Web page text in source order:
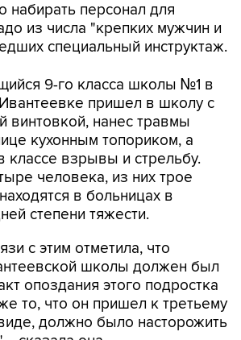
набирать персонал для
из числа "крепких мужчин и
специальный инструктаж.
9-го класса школы №1 в
пришел в школу с
винтовкой, нанес травмы
кухонным топориком, а
классе взрывы и стрельбу.
человека, из них трое
в больницах в
степени тяжести.
с этим отметила, что
школы должен был
опоздания этого подростка
то, что он пришел к третьему
должно было насторожить